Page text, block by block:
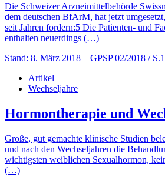
Die Schweizer Arzneimittelbehörde
dem deutschen BfArM, hat jetzt
seit Jahren fordern:5 Die Patienten- und
enthalten neuerdings (…)
Stand: 8. März 2018 – GPSP 02/2018 /
Artikel
Wechseljahre
Hormontherapie und
Große, gut gemachte klinische Studien
und nach den Wechseljahren die
wichtigsten weiblichen Sexualhormon,
(…)